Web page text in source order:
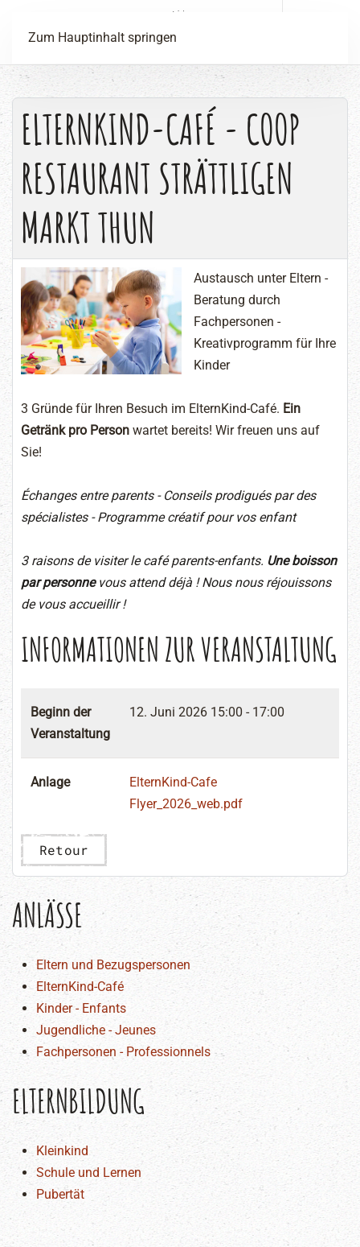
Zum Hauptinhalt springen
ELTERNKIND-CAFÉ - COOP
RESTAURANT STRÄTTLIGEN
MARKT THUN
Austausch unter Eltern -
Beratung durch
Fachpersonen -
Kreativprogramm für Ihre
Kinder
3 Gründe für Ihren Besuch im ElternKind-Café. Ein
Getränk pro Person wartet bereits! Wir freuen uns auf
Sie!
Échanges entre parents - Conseils prodigués par des
spécialistes - Programme créatif pour vos enfant
3 raisons de visiter le café parents-enfants. Une boisson
par personnevous attend déjà ! Nous nous réjouissons
de vous accueillir !
INFORMATIONEN ZUR VERANSTALTUNG
Beginn der
Veranstaltung
12. Juni 2026 15:00 - 17:00
Anlage
ElternKind-Cafe
Flyer_2026_web.pdf
Retour
ANLÄSSE
Eltern und Bezugspersonen
ElternKind-Café
Kinder - Enfants
Jugendliche - Jeunes
Fachpersonen - Professionnels
ELTERNBILDUNG
Kleinkind
Schule und Lernen
Pubertät